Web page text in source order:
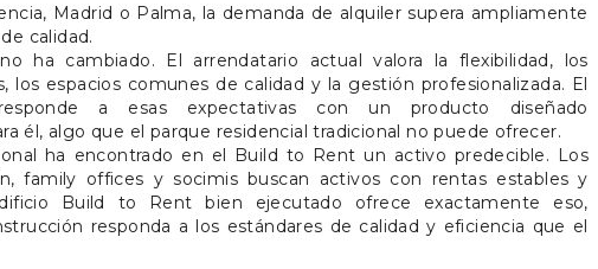
Madrid o Palma, la demanda de alquiler supera ampliamente
calidad.
ha cambiado. El arrendatario actual valora la flexibilidad, los
los espacios comunes de calidad y la gestión profesionalizada. El
a esas expectativas con un producto diseñado
él, algo que el parque residencial tradicional no puede ofrecer.
ha encontrado en el Build to Rent un activo predecible. Los
family offices y socimis buscan activos con rentas estables y
Build to Rent bien ejecutado ofrece exactamente eso,
responda a los estándares de calidad y eficiencia que el